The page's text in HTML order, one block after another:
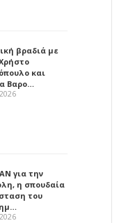
βραδιά με
και
Βαρο…
για την
η σπουδαία
του